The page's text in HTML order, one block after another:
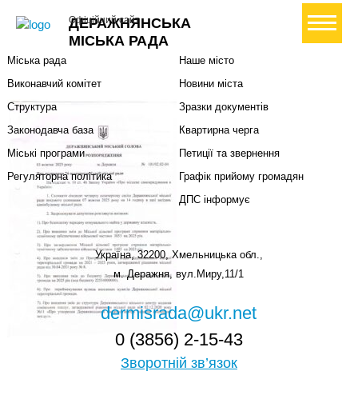
ДЕРАЖНЯНСЬКА
МІСЬКА РАДА
Офіційний сайт+ Створити петицію
Міський голова
Міська рада
Виконавчий комітет
Структура
Законодавча база
Міські програми
Регуляторна політика
Наше місто
Новини міста
Зразки документів
Квартирна черга
Петиції та звернення
Графік прийому громадян
ДПС інформує
Україна, 32200, Хмельницька обл.,
м. Деражня, вул.Миру,11/1
dermisrada@ukr.net
0 (3856) 2-15-43
Зворотній зв’язок